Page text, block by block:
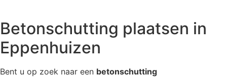
Betonschutting plaatsen in
Eppenhuizen
Bent u op zoek naar een betonschutting